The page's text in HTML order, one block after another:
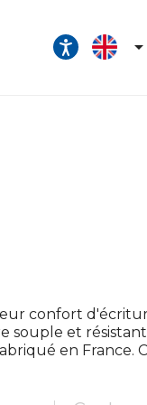

confort
souple et
en France.